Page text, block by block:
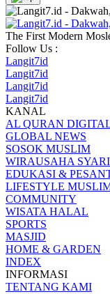
The First Modern
Follow Us :
Langit7id
Langit7id
Langit7id
Langit7id
KANAL
AL QURAN
GLOBAL NEWS
SOSOK MUSLIM
WIRAUSAHA
EDUKASI &
LIFESTYLE
COMMUNITY
WISATA HALAL
SPORTS
MASJID
HOME & GARDEN
INDEX
INFORMASI
TENTANG KAMI